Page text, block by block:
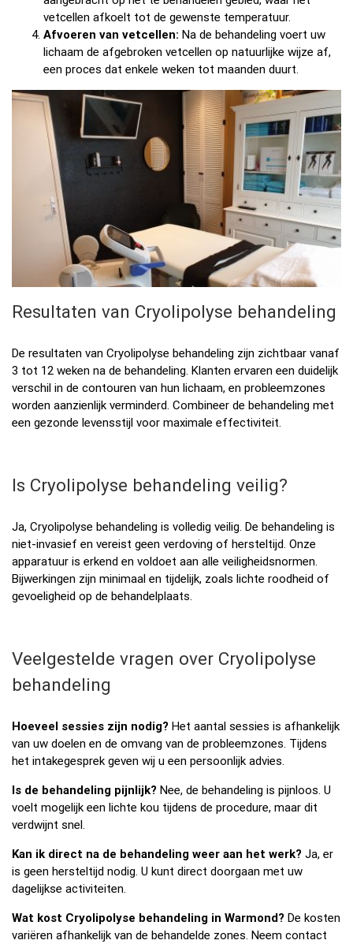
vetcellen afkoelt tot de gewenste temperatuur.
Afvoeren van vetcellen: Na de behandeling voert uw
lichaam de afgebroken vetcellen op natuurlijke wijze af,
een proces dat enkele weken tot maanden duurt.
Resultaten van Cryolipolyse behandeling
De resultaten van Cryolipolyse behandeling zijn zichtbaar vanaf
3 tot 12 weken na de behandeling. Klanten ervaren een duidelijk
verschil in de contouren van hun lichaam, en probleemzones
worden aanzienlijk verminderd. Combineer de behandeling met
een gezonde levensstijl voor maximale effectiviteit.
Is Cryolipolyse behandeling veilig?
Ja, Cryolipolyse behandeling is volledig veilig. De behandeling is
niet-invasief en vereist geen verdoving of hersteltijd. Onze
apparatuur is erkend en voldoet aan alle veiligheidsnormen.
Bijwerkingen zijn minimaal en tijdelijk, zoals lichte roodheid of
gevoeligheid op de behandelplaats.
Veelgestelde vragen over Cryolipolyse
behandeling
Hoeveel sessies zijn nodig? Het aantal sessies is afhankelijk
van uw doelen en de omvang van de probleemzones. Tijdens
het intakegesprek geven wij u een persoonlijk advies.
Is de behandeling pijnlijk? Nee, de behandeling is pijnloos. U
voelt mogelijk een lichte kou tijdens de procedure, maar dit
verdwijnt snel.
Kan ik direct na de behandeling weer aan het werk? Ja, er
is geen hersteltijd nodig. U kunt direct doorgaan met uw
dagelijkse activiteiten.
Wat kost Cryolipolyse behandeling in Warmond? De kosten
variëren afhankelijk van de behandelde zones. Neem contact